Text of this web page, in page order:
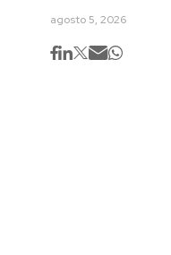
agosto 5, 2026